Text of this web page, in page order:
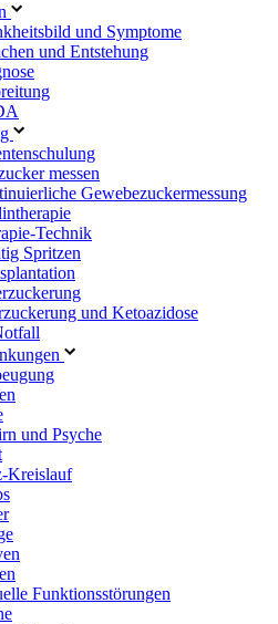
und Symptome
und Entstehung
messen
Gewebezuckermessung
Technik
Spritzen
und Ketoazidose
und Psyche
Kreislauf
Funktionsstörungen